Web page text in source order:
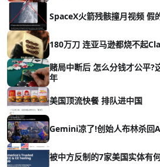
SpaceX火箭残骸撞月视频 假
180万刀 连亚马逊都烧不起
赌局中断后 怎么分钱才公平?
年
美国顶流快餐 排队进中国
Gemini凉了!创始人布林杀回
被中方反制的7家美国实体有